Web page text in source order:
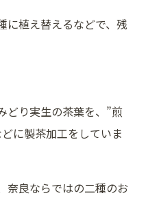
に植え替えるなどで、残
どり実生の茶葉を、”煎
に製茶加工をしていま
奈良ならではの二種のお